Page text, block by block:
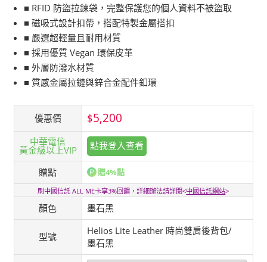
■ RFID 防盜拉鍊袋，完整保護您的個人資料不被盜取
■ 磁吸式設計扣帶，搭配特製金屬搭扣
■ 嚴選超輕量且耐用材質
■ 採用優質 Vegan 環保皮革
■ 外層防潑水材質
■ 質感金屬拉鏈與鋅合金配件釦環
優惠價 $5,200
中華電信
黃金級以上VIP 點我登入查看
贈點 贈4%點
刷中國信託 ALL ME卡享3%回饋，詳細辦法請詳閱<中國信託網站>
顏色 墨石黑
型號
Helios Lite Leather 時尚雙肩後背包/
墨石黑